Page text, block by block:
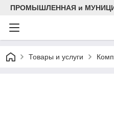
ПРОМЫШЛЕННАЯ и
Товары и услуги